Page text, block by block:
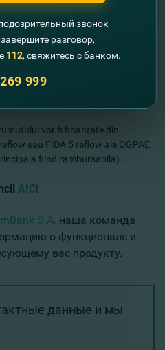
Externă (OGPAE)
periodic în dependenţă de
vor fi finanţate din
sau FIDA 5 reflow ale OGPAE,
fiind rambursabila).
AICI
S.A. наша команда
о функционале и
вас продукту.
данные и мы
звонок
разговор,
112, свяжитесь с банком.
999